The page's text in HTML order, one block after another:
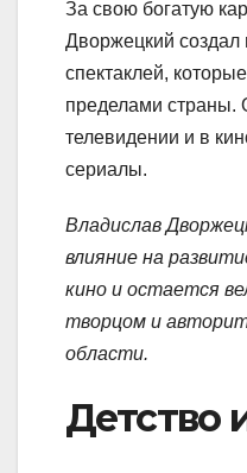
За свою богатую
Дворжецкий создал
спектаклей,
пределами страны.
телевидении и в
сериалы.
Владислав
влияние на
кино и остается
творцом и
области.
Детство